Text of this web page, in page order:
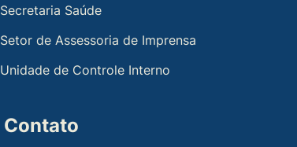
Secretaria Saúde
Setor de Assessoria de Imprensa
Unidade de Controle Interno
Contato